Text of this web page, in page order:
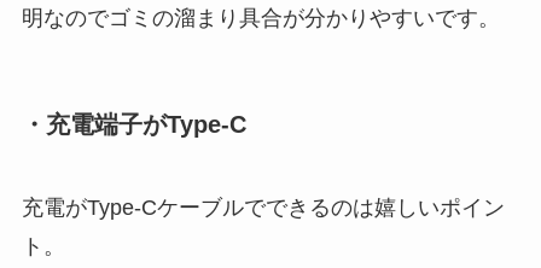
明なのでゴミの溜まり具合が分かりやすいです。
・充電端子がType-C
充電がType-Cケーブルでできるのは嬉しいポイン
ト。